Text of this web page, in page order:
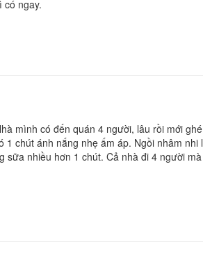
có ngay.
mình có đến quán 4 người, lâu rồi mới
1 chút ánh nắng nhẹ ấm áp. Ngồi nhâm
sữa nhiều hơn 1 chút. Cả nhà đi 4 người